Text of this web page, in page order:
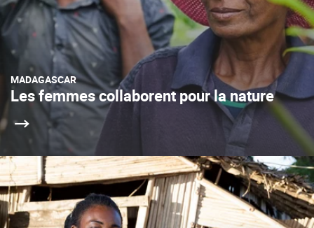
MADAGASCAR
Les femmes collaborent pour la nature